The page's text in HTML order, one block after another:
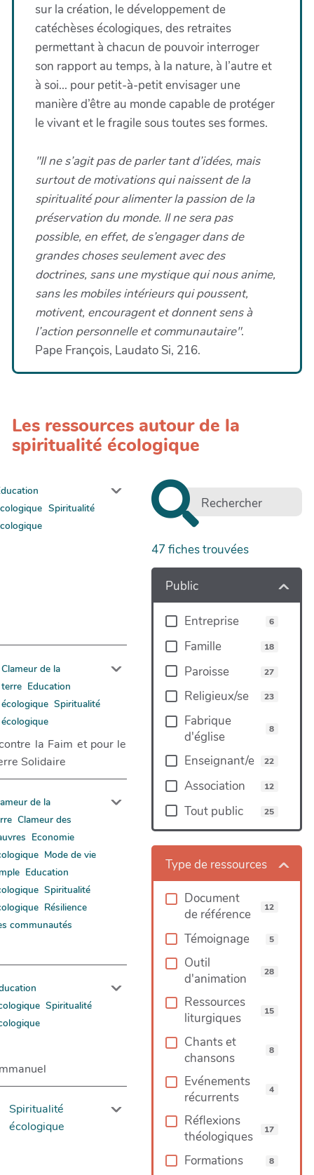
sur la création, le développement de
catéchèses écologiques, des retraites
permettant à chacun de pouvoir interroger
son rapport au temps, à la nature, à l’autre et
à soi... pour petit-à-petit envisager une
manière d’être au monde capable de protéger
le vivant et le fragile sous toutes ses formes.
"Il ne s’agit pas de parler tant d’idées, mais
surtout de motivations qui naissent de la
spiritualité pour alimenter la passion de la
préservation du monde. Il ne sera pas
possible, en effet, de s’engager dans de
grandes choses seulement avec des
doctrines, sans une mystique qui nous anime,
sans les mobiles intérieurs qui poussent,
motivent, encouragent et donnent sens à
l’action personnelle et communautaire".
Pape François, Laudato Si, 216.
Les ressources autour de la
spiritualité écologique
47 fiches trouvées
Public
Entreprise 6
Famille 18
Paroisse 27
Religieux/se 23
Fabrique
d'église
8
Enseignant/e 22
Association 12
Tout public 25
Type de ressources
Document
de référence
12
Témoignage 5
Outil
d'animation
28
Ressources
liturgiques
15
Chants et
chansons
8
Evénements
récurrents
4
Réflexions
théologiques
17
Formations 8
Spiritualité
Clameur de la
terre Education
écologique Spiritualité
écologique
la Faim et pour le
Solidaire
de la
Clameur des
Economie
Mode de vie
Education
Spiritualité
Résilience
communautés
Spiritualité
Spiritualité
écologique